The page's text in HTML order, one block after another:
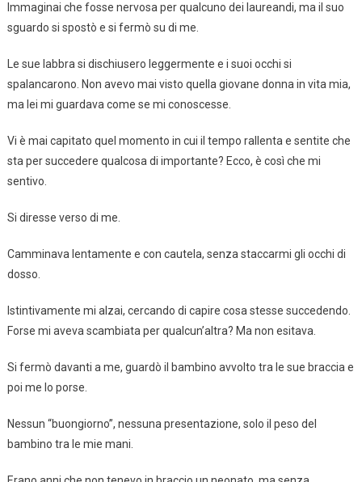
Immaginai che fosse nervosa per qualcuno dei laureandi, ma il suo
sguardo si spostò e si fermò su di me.
Le sue labbra si dischiusero leggermente e i suoi occhi si
spalancarono. Non avevo mai visto quella giovane donna in vita mia,
ma lei mi guardava come se mi conoscesse.
Vi è mai capitato quel momento in cui il tempo rallenta e sentite che
sta per succedere qualcosa di importante? Ecco, è così che mi
sentivo.
Si diresse verso di me.
Camminava lentamente e con cautela, senza staccarmi gli occhi di
dosso.
Istintivamente mi alzai, cercando di capire cosa stesse succedendo.
Forse mi aveva scambiata per qualcun’altra? Ma non esitava.
Si fermò davanti a me, guardò il bambino avvolto tra le sue braccia e
poi me lo porse.
Nessun “buongiorno”, nessuna presentazione, solo il peso del
bambino tra le mie mani.